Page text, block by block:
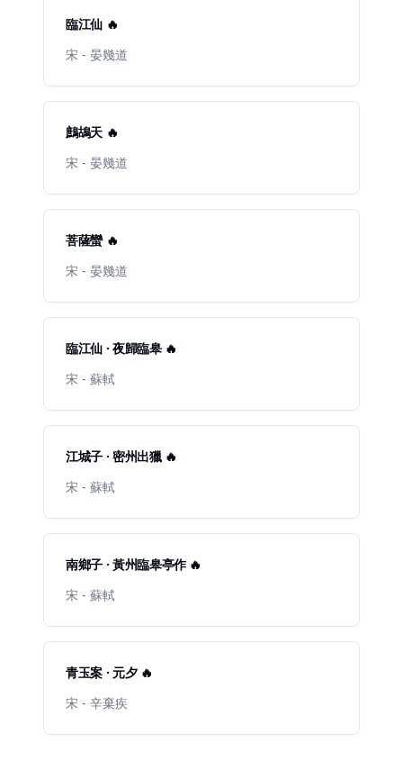
臨江仙 🔥
宋 - 晏幾道
鷓鴣天 🔥
宋 - 晏幾道
菩薩蠻 🔥
宋 - 晏幾道
臨江仙 · 夜歸臨皋 🔥
宋 - 蘇軾
江城子 · 密州出獵 🔥
宋 - 蘇軾
南鄉子 · 黃州臨皋亭作 🔥
宋 - 蘇軾
青玉案 · 元夕 🔥
宋 - 辛棄疾